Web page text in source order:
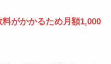
がかかるため月額1,000